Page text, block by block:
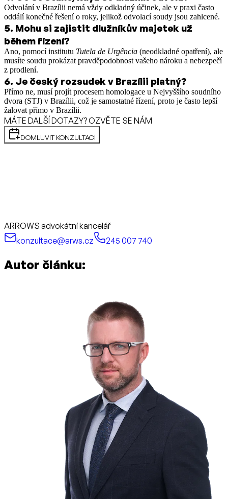
Odvolání v Brazílii nemá vždy odkladný účinek, ale v praxi často
oddálí konečné řešení o roky, jelikož odvolací soudy jsou zahlcené.
5. Mohu si zajistit dlužníkův majetek už
během řízení?
Ano, pomocí institutu Tutela de Urgência (neodkladné opatření), ale
musíte soudu prokázat pravděpodobnost vašeho nároku a nebezpečí
z prodlení.
6. Je český rozsudek v Brazílii platný?
Přímo ne, musí projít procesem homologace u Nejvyššího soudního
dvora (STJ) v Brazílii, což je samostatné řízení, proto je často lepší
žalovat přímo v Brazílii.
MÁTE DALŠÍ DOTAZY? OZVĚTE SE NÁM
DOMLUVIT KONZULTACI
ARROWS advokátní kancelář
konzultace@arws.cz
245 007 740
Autor článku: